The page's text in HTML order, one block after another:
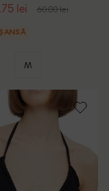
lei 60.00 lei
M